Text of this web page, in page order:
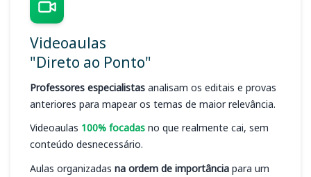
Videoaulas
"Direto ao Ponto"
Professores especialistas analisam os editais e provas
anteriores para mapear os temas de maior relevância.
Videoaulas 100% focadas no que realmente cai, sem
conteúdo desnecessário.
Aulas organizadas na ordem de importância para um